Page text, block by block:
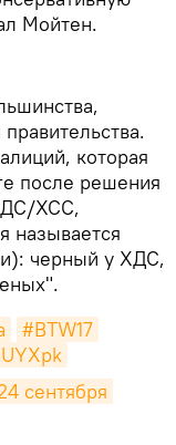
Мойтен.
которая
после решения
ХСС,
называется
черный у ХДС,
#BTW17
сентября